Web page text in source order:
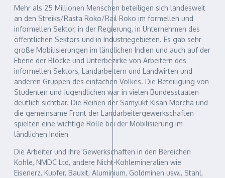
Mehr als 25 Millionen Menschen beteiligen sich landesweit
an den Streiks/Rasta Roko/Rail Roko im formellen und
informellen Sektor, in der Regierung, in Unternehmen des
öffentlichen Sektors und in Industriegebieten. Es gab sehr
große Mobilisierungen im ländlichen Indien und auch auf der
Ebene der Blöcke und Unterbezirke von Arbeitern des
informellen Sektors, Landarbeitern und Landwirten und
anderen Gruppen des einfachen Volkes. Die Beteiligung von
Studenten und Jugendlichen war in vielen Bundesstaaten
deutlich sichtbar. Die Reihen der Samyukt Kisan Morcha und
die gemeinsame Front der Landarbeitergewerkschaften
spielten eine wichtige Rolle bei der Mobilisierung im
ländlichen Indien
Die Arbeiter und ihre Gewerkschaften in den Bereichen
Kohle, NMDC Ltd, andere Nicht-Kohlemineralien wie
Eisenerz, Kupfer, Bauxit, Aluminium, Goldminen usw., Stahl,